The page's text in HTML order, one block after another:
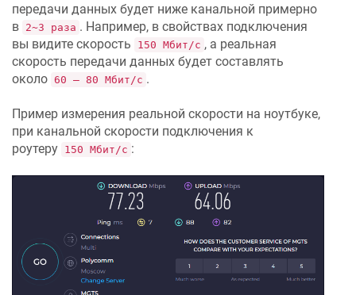
передачи данных будет ниже канальной примерно
в 2~3 раза . Например, в свойствах подключения
вы видите скорость
150 Мбит/с , а реальная
скорость передачи данных будет составлять
около 60 — 80 Мбит/с .
Пример измерения реальной скорости на ноутбуке,
при канальной скорости подключения к
роутеру 150 Мбит/с :